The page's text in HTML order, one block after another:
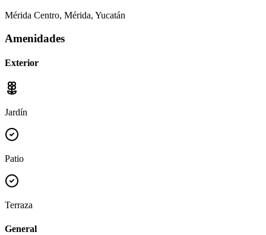
Mérida Centro, Mérida, Yucatán
Amenidades
Exterior
Jardín
Patio
Terraza
General